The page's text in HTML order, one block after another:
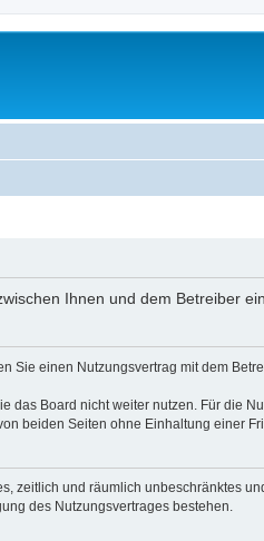
Ihnen und dem Betreiber
Sie einen Nutzungsvertrag mit dem
das Board nicht weiter nutzen. Für die
beiden Seiten ohne Einhaltung einer
zeitlich und räumlich unbeschränktes
des Nutzungsvertrages bestehen.